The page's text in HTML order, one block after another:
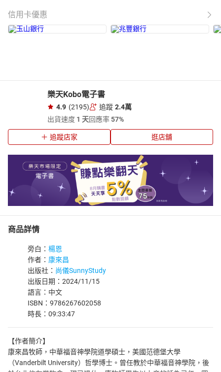
信用卡優惠
樂天Kobo電子書
4.9 (2195) 追蹤 2.4萬
出貨速度 1 天回應率57%
追蹤店家 逛店舖
商品詳情
旁白： 楊恩
作者： 康來昌
出版社： 尚儀SunnyStudy
出版日期：2024/11/15
語言：中文
ISBN：9786267602058
時長：09:33:47
【作者簡介】
康來昌牧師，中華福音神學院道學碩士，美國范德堡大學
（Vanderbilt University）哲學博士。曾任教於中華福音神學院，後